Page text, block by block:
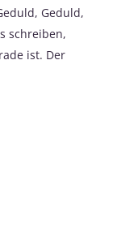
Geduld,
schreiben,
ist. Der